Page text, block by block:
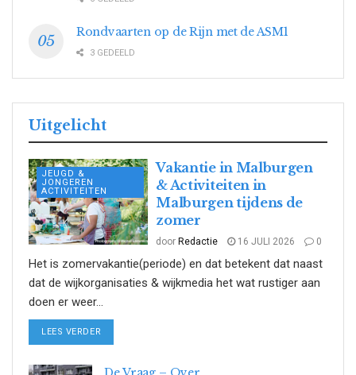
Rondvaarten op de Rijn met de ASM1
3 GEDEELD
Uitgelicht
JEUGD &
JONGEREN
ACTIVITEITEN
Vakantie in Malburgen
& Activiteiten in
Malburgen tijdens de
zomer
door Redactie 16 JULI 2026 0
Het is zomervakantie(periode) en dat betekent dat naast
dat de wijkorganisaties & wijkmedia het wat rustiger aan
doen er weer...
LEES VERDER